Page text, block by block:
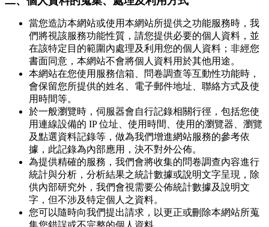
當您造訪本網站或使用本網站所提供之功能服務時，我
們將視該服務功能性質，請您提供必要的個人資料，並
在該特定目的範圍內處理及利用您的個人資料；非經您
書面同意，本網站不會將個人資料用於其他用途。
本網站在您使用服務信箱、問卷調查等互動性功能時，
會保留您所提供的姓名、電子郵件地址、聯絡方式及使
用時間等。
於一般瀏覽時，伺服器會自行記錄相關行徑，包括您使
用連線設備的 IP 位址、使用時間、使用的瀏覽器、瀏覽
及點選資料記錄等，做為我們增進網站服務的參考依
據，此記錄為內部應用，決不對外公佈。
為提供精確的服務，我們會將收集的問卷調查內容進行
統計與分析，分析結果之統計數據或說明文字呈現，除
供內部研究外，我們會視需要公佈統計數據及說明文
字，但不涉及特定個人之資料。
您可以隨時向我們提出請求，以更正或刪除本網站所蒐